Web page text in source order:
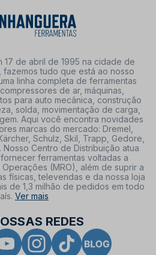
17 de abril de 1995 na cidade de
fazemos tudo que está ao nosso
linha completa de ferramentas
de ar, máquinas,
para auto mecânica, construção
solda, movimentação de carga,
Aqui você encontra novidades
marcas do mercado: Dremel,
Schulz, Skil, Trapp, Gedore,
Nosso Centro de Distribuição atua
ferramentas voltadas a
(MRO), além de suprir a
físicas, televendas e da nossa loja
de 1,3 milhão de pedidos em todo
Ver mais
REDES